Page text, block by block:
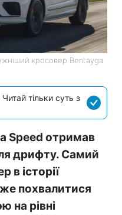
кросовер Bentayga
тільки суть з
Speed ​​отримав
дрифту. Самий
в історії
похвалитися
на рівні